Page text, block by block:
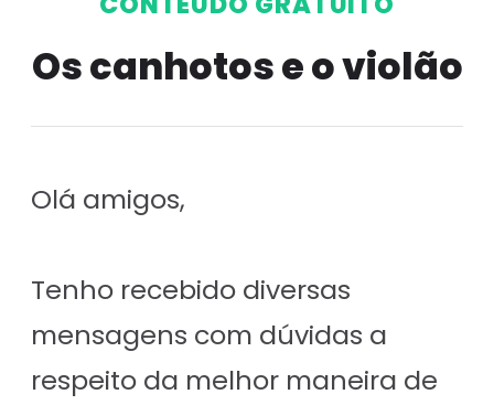
Os canhotos e o violão
Olá amigos,
Tenho recebido diversas
mensagens com dúvidas a
respeito da melhor maneira de